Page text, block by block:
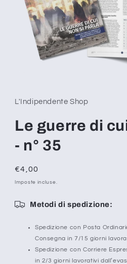
1
in
modale
L'Indipendente Shop
Le guerre di
- n° 35
Prezzo
di
€4,00
Imposte incluse.
Metodi di spedizione:
Spedizione con Posta
Consegna in 7/15 giorni
Spedizione con Corriere
in 2/3 giorni lavorativi